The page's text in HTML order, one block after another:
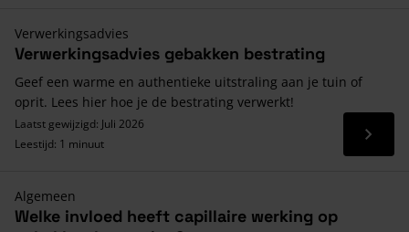
Verwerkingsadvies
Verwerkingsadvies gebakken bestrating
Geef een warme en authentieke uitstraling aan je tuin of
oprit. Lees hier hoe je de bestrating verwerkt!
Laatst gewijzigd: Juli 2026
Leestijd: 1 minuut
Lees
Algemeen
Welke invloed heeft capillaire werking op